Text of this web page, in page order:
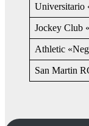
Universitario
Jockey Club
Athletic
San Martin